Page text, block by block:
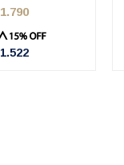
1.790
1.522